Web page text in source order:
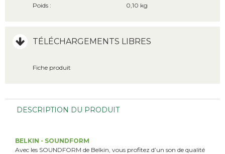
Poids :
0,10 kg
TÉLÉCHARGEMENTS LIBRES
Fiche produit
DESCRIPTION DU PRODUIT
BELKIN - SOUNDFORM
Avec les SOUNDFORM de Belkin, vous profitez d’un son de qualité